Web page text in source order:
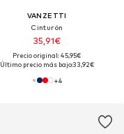
VANZETTI
Cinturón
35,91€
Precio original: 45,95€
Último precio más bajo:33,92€
+4